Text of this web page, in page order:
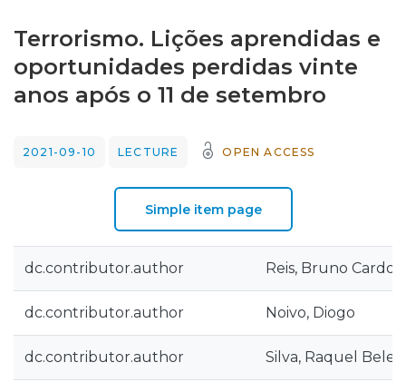
Statistics
Terrorismo. Lições aprendidas e
oportunidades perdidas vinte
anos após o 11 de setembro
2021-09-10 LECTURE OPEN ACCESS
Simple item page
dc.contributor.author Reis, Bruno
dc.contributor.author Noivo, Diogo
dc.contributor.author Silva, Raquel